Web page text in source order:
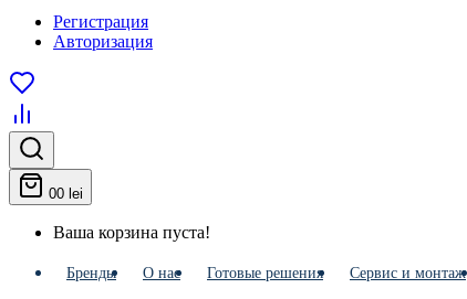
Регистрация
Авторизация
00 lei
Ваша корзина пуста!
Бренды О нас Готовые решения Сервис и монтаж